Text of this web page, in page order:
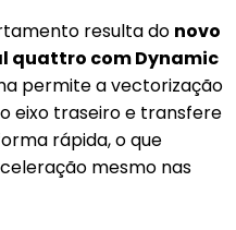
resulta do novo
quattro com Dynamic
permite a vectorização
eixo traseiro e transfere
rápida, o que
mesmo nas